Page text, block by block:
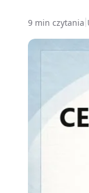
9 min czytania